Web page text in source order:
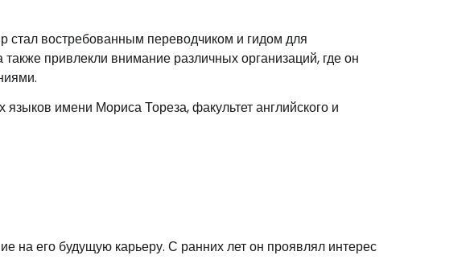
востребованным переводчиком и гидом для
привлекли внимание различных организаций, где он
имени Мориса Тореза, факультет английского и
на его будущую карьеру. С ранних лет он проявлял интерес